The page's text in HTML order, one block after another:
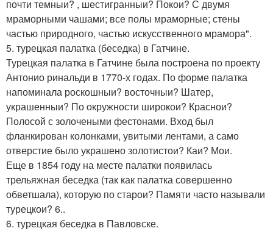
почти темныи? , шестигранныи? Покои? С двумя
мраморными чашами; все полы мраморные; стены
частью природного, частью искусственного мрамора".
5. турецкая палатка (беседка) в Гатчине.
Турецкая палатка в Гатчине была построена по проекту
Антонио ринальди в 1770-х годах. По форме палатка
напоминала роскошныи? восточныи? Шатер,
украшенныи? По окружности широкои? Краснои?
Полосой с золочеными фестонами. Вход был
фланкирован колонками, увитыми лентами, а само
отверстие было украшено золотистои? Каи? Мои.
Еще в 1854 году на месте палатки появилась
трельяжная беседка (так как палатка совершенно
обветшала), которую по старои? Памяти часто называли
турецкои? 6..
6. турецкая беседка в Павловске.